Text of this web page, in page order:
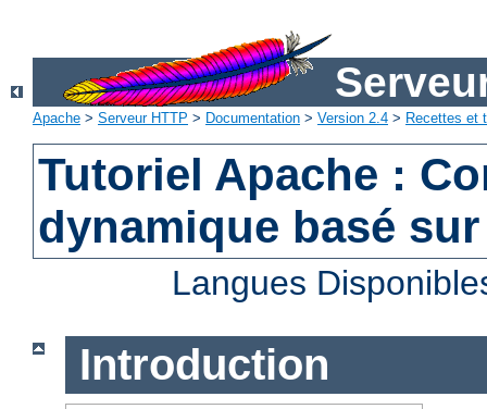
Apache > Serveur HTTP > Documentation > Version 2.4 > Recettes et
Tutoriel Apache :
dynamique basé sur
Langues
Introduction